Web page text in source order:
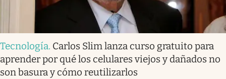
Tecnología. Carlos Slim lanza curso gratuito para
aprender por qué los celulares viejos y dañados no
son basura y cómo reutilizarlos